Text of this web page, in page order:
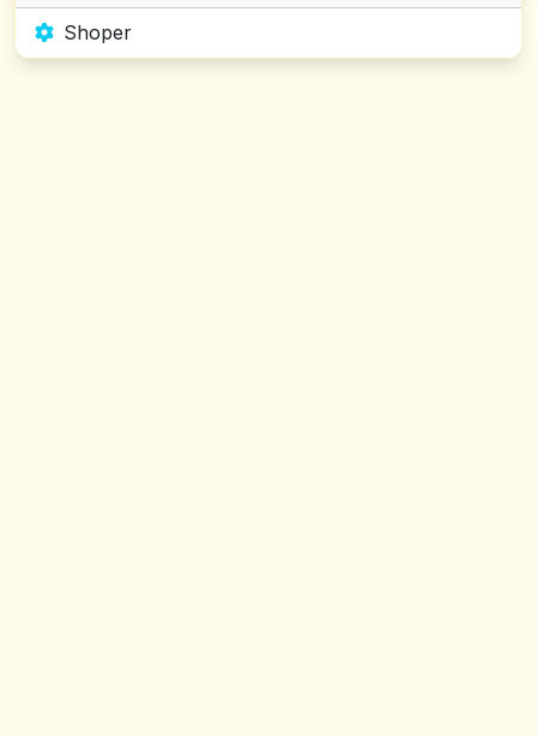
Shoper